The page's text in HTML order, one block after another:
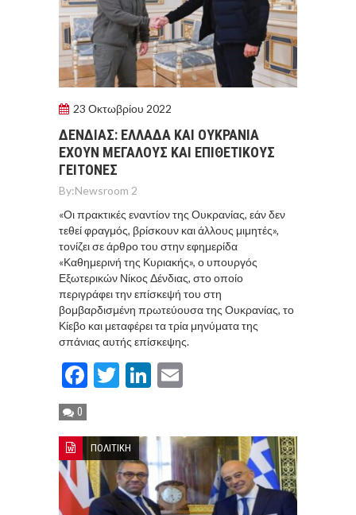
23 Οκτωβρίου 2022
ΔΕΝΔΙΑΣ: ΕΛΛΑΔΑ ΚΑΙ ΟΥΚΡΑΝΙΑ
ΕΧΟΥΝ ΜΕΓΑΛΟΥΣ ΚΑΙ ΕΠΙΘΕΤΙΚΟΥΣ
ΓΕΙΤΟΝΕΣ
By:Newsroom 2
«Οι πρακτικές εναντίον της Ουκρανίας, εάν δεν
τεθεί φραγμός, βρίσκουν και άλλους μιμητές»,
τονίζει σε άρθρο του στην εφημερίδα
«Καθημερινή της Κυριακής», ο υπουργός
Εξωτερικών Νίκος Δένδιας, στο οποίο
περιγράφει την επίσκεψή του στη
βομβαρδισμένη πρωτεύουσα της Ουκρανίας, το
Κίεβο και μεταφέρει τα τρία μηνύματα της
σπάνιας αυτής επίσκεψης.
Facebook
TwitterLinkedIn
0
ΠΟΛΙΤΙΚΗ